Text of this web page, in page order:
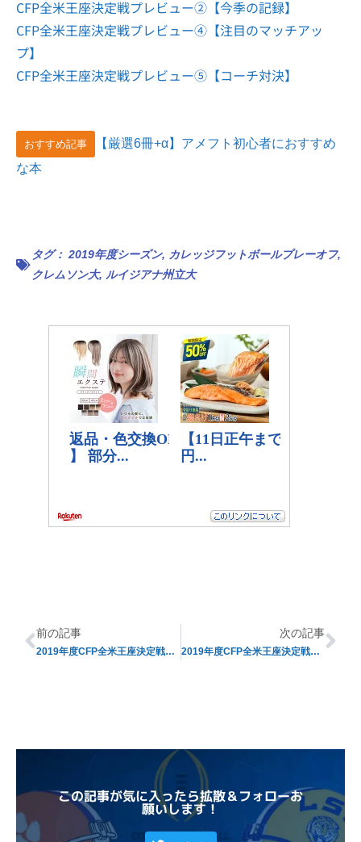
CFP全米王座決定戦プレビュー②【今季の記録】
CFP全米王座決定戦プレビュー④【注目のマッチアッ
プ】
CFP全米王座決定戦プレビュー⑤【コーチ対決】
おすすめ記事
【厳選6冊+α】アメフト初心者におすすめ
な本
タグ： 2019年度シーズン, カレッジフットボールプレーオフ,
クレムソン大, ルイジアナ州立大
前の記事
2019年度CFP全米王座決定戦プレビュー②【今季の記録】
次の記事
2019年度CFP全米王座決定戦プレビュー④【注目のマッチアップ】
この記事が気に入ったら拡散＆フォローお
願いします！